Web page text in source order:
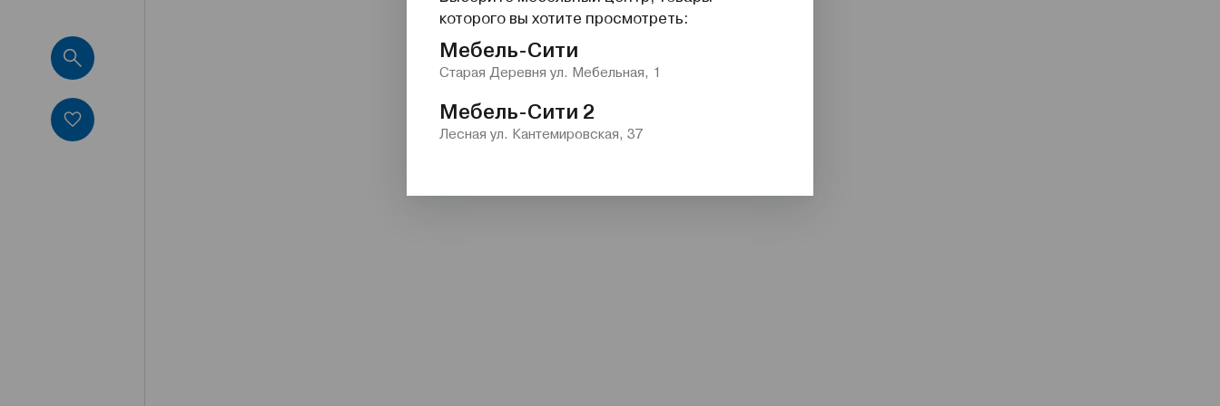
которого вы хотите просмотреть:
Мебель-Сити
Старая Деревня ул. Мебельная, 1
Мебель-Сити 2
Лесная ул. Кантемировская, 37